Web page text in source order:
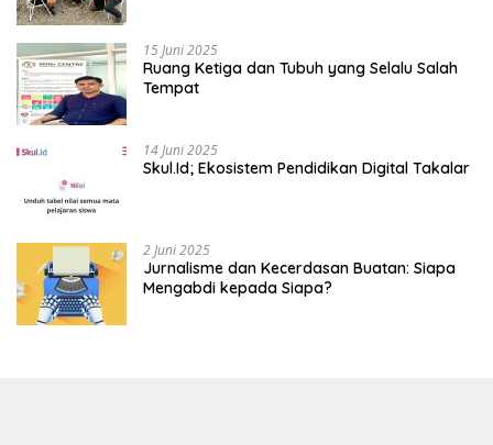
15 Juni 2025
Ruang Ketiga dan Tubuh yang Selalu Salah
Tempat
14 Juni 2025
Skul.Id; Ekosistem Pendidikan Digital Takalar
2 Juni 2025
Jurnalisme dan Kecerdasan Buatan: Siapa
Mengabdi kepada Siapa?